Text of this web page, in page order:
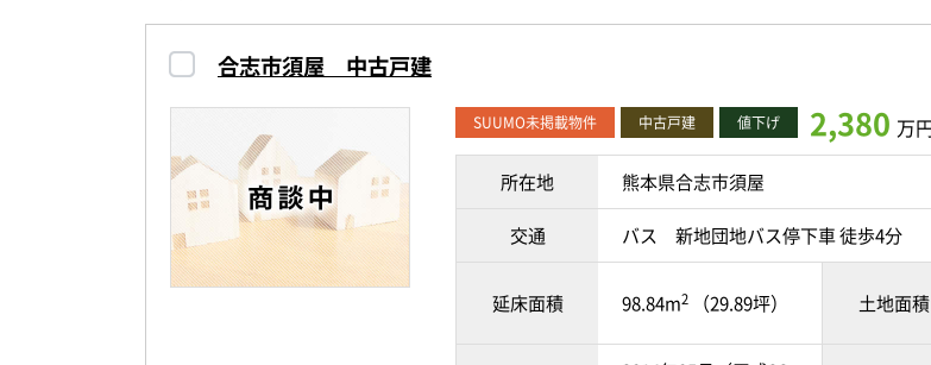
合志市須屋 中古戸建
SUUMO未掲載物件 中古戸建 値下げ 2,380 万
所在地 熊本県合志市須屋
交通 バス 新地団地バス停下車 徒歩4分
延床面積 98.84m2 （29.89坪） 土地面積